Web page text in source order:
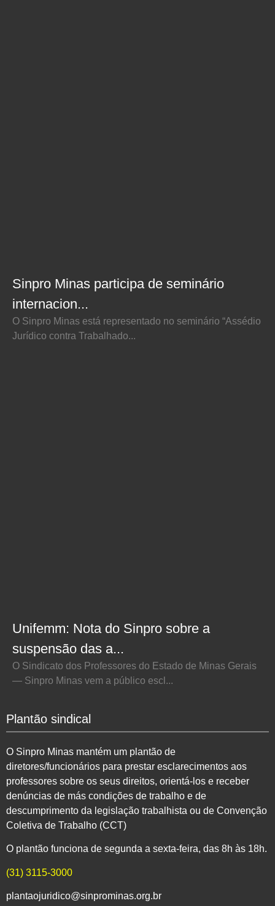
Sinpro Minas participa de seminário
internacion...
O Sinpro Minas está representado no seminário “Assédio
Jurídico contra Trabalhado...
Unifemm: Nota do Sinpro sobre a
suspensão das a...
O Sindicato dos Professores do Estado de Minas Gerais
— Sinpro Minas vem a público escl...
Plantão sindical
O Sinpro Minas mantém um plantão de
diretores/funcionários para prestar esclarecimentos aos
professores sobre os seus direitos, orientá-los e receber
denúncias de más condições de trabalho e de
descumprimento da legislação trabalhista ou de Convenção
Coletiva de Trabalho (CCT)
O plantão funciona de segunda a sexta-feira, das 8h às 18h.
(31) 3115-3000
plantaojuridico@sinprominas.org.br